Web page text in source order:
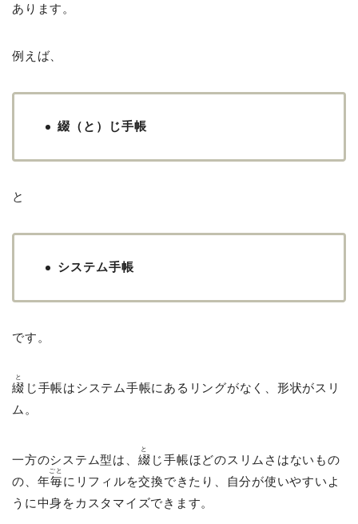
あります。
例えば、
綴（と）じ手帳
と
システム手帳
です。
綴
と
じ手帳はシステム手帳にあるリングがなく、形状がスリ
ム。
一方のシステム型は、 綴
と
じ手帳ほどのスリムさはないもの
の、年毎
ごと
にリフィルを交換できたり、自分が使いやすいよ
うに中身をカスタマイズできます。